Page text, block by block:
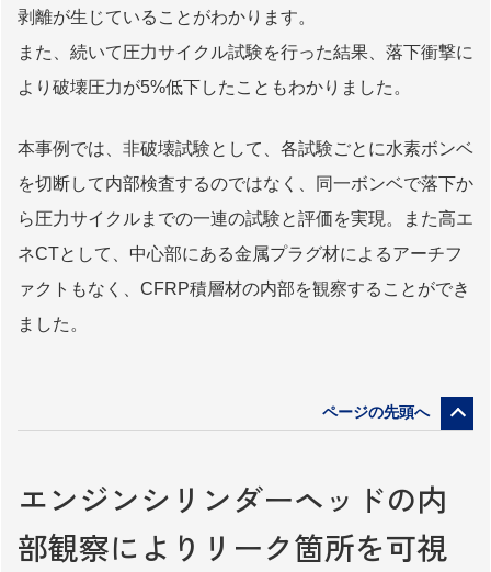
剥離が生じていることがわかります。
また、続いて圧力サイクル試験を行った結果、落下衝撃に
より破壊圧力が5%低下したこともわかりました。
本事例では、非破壊試験として、各試験ごとに水素ボンベ
を切断して内部検査するのではなく、同一ボンベで落下か
ら圧力サイクルまでの一連の試験と評価を実現。また高エ
ネCTとして、中心部にある金属プラグ材によるアーチフ
ァクトもなく、CFRP積層材の内部を観察することができ
ました。
エンジンシリンダーヘッドの内
部観察により リーク箇所を可視